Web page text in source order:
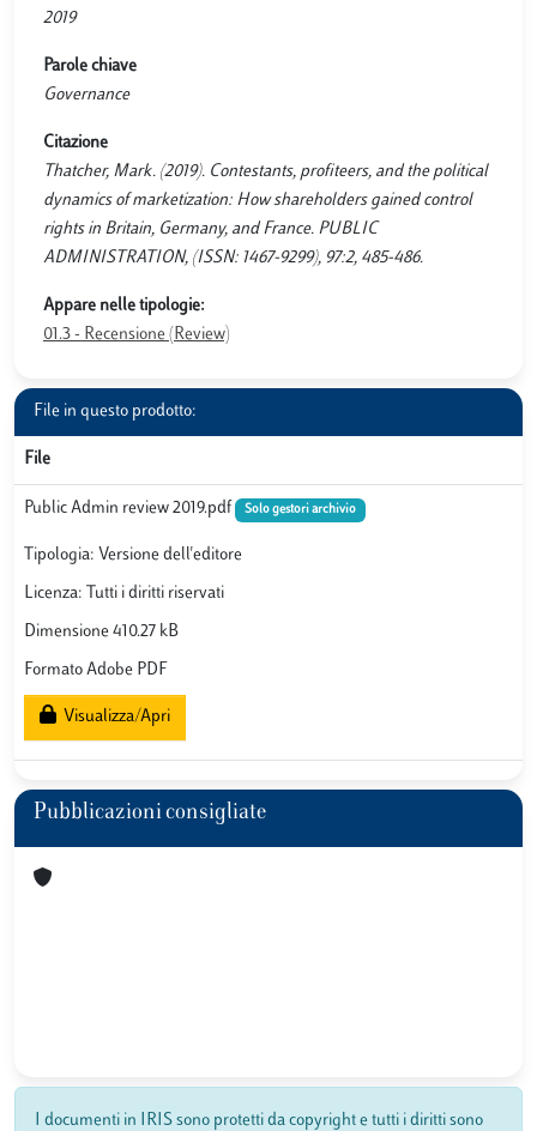
2019
Parole chiave
Governance
Citazione
Thatcher, Mark. (2019). Contestants, profiteers, and the political
dynamics of marketization: How shareholders gained control
rights in Britain, Germany, and France. PUBLIC
ADMINISTRATION, (ISSN: 1467-9299), 97:2, 485-486.
Appare nelle tipologie:
01.3 - Recensione (Review)
File in questo prodotto:
File
Public Admin review 2019.pdf Solo gestori archivio
Tipologia: Versione dell'editore
Licenza: Tutti i diritti riservati
Dimensione 410.27 kB
Formato Adobe PDF
Visualizza/Apri
Pubblicazioni consigliate
I documenti in IRIS sono protetti da copyright e tutti i diritti sono